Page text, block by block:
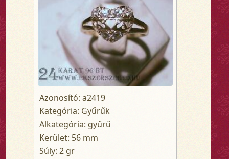
Azonosító: a2419
Kategória: Gyűrűk
Alkategória: gyűrű
Kerület: 56 mm
Súly: 2 gr